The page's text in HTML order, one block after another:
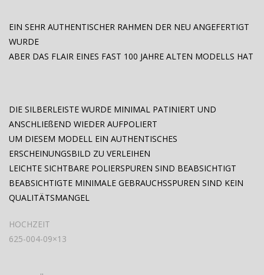
EIN SEHR AUTHENTISCHER RAHMEN DER NEU ANGEFERTIGT
WURDE
ABER DAS FLAIR EINES FAST 100 JAHRE ALTEN MODELLS HAT
DIE SILBERLEISTE WURDE MINIMAL PATINIERT UND
ANSCHLIEßEND WIEDER AUFPOLIERT
UM DIESEM MODELL EIN AUTHENTISCHES
ERSCHEINUNGSBILD ZU VERLEIHEN
LEICHTE SICHTBARE POLIERSPUREN SIND BEABSICHTIGT
BEABSICHTIGTE MINIMALE GEBRAUCHSSPUREN SIND KEIN
QUALITÄTSMANGEL
HOCHZEIT
625-004-09×13